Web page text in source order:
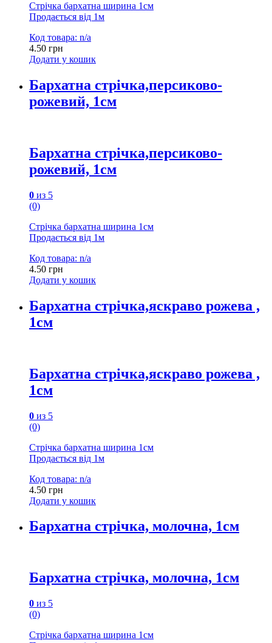
Стрічка бархатна ширина 1см
Продається від 1м
Код товара: n/a
4.50 грн
Додати у кошик
Бархатна стрічка,персиково-
рожевий, 1см
Бархатна стрічка,персиково-
рожевий, 1см
0 из 5
(0)
Стрічка бархатна ширина 1см
Продається від 1м
Код товара: n/a
4.50 грн
Додати у кошик
Бархатна стрічка,яскраво рожева ,
1см
Бархатна стрічка,яскраво рожева ,
1см
0 из 5
(0)
Стрічка бархатна ширина 1см
Продається від 1м
Код товара: n/a
4.50 грн
Додати у кошик
Бархатна стрічка, молочна, 1см
Бархатна стрічка, молочна, 1см
0 из 5
(0)
Стрічка бархатна ширина 1см